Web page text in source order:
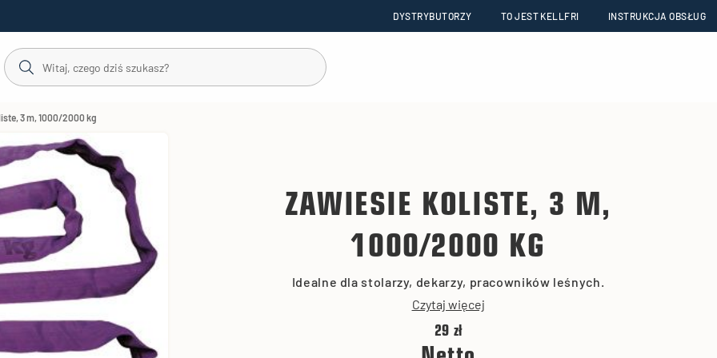
DYSTRYBUTORZY TO JEST KELLFRI INSTRUKCJA OBSŁUG
3 m, 1000/2000 kg
ZAWIESIE KOLISTE, 3 M,
1000/2000 KG
Idealne dla stolarzy, dekarzy, pracowników leśnych.
Czytaj więcej
29 zł